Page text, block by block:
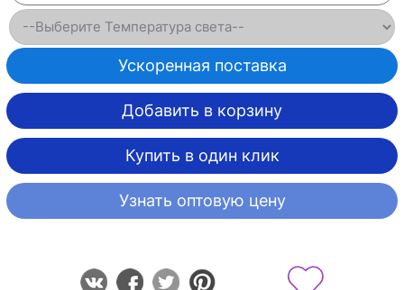
Ускоренная поставка
Добавить в корзину
Купить в один клик
Узнать оптовую цену